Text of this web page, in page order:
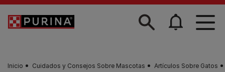
Skip to main content
Inicio Cuidados y Consejos Sobre Mascotas Artículos Sobre Gatos